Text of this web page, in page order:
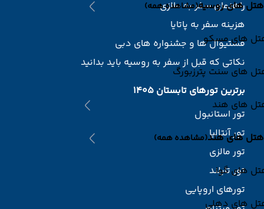
هتل های روسیه(مشاهده همه)
های مسکو
های سنت پترزبورگ
های هند
هتل های هند(مشاهده همه)
های گوا
های دهلی
راهنمای سفر به مالزی
هزینه سفر به پاتایا
فستیوال ها و جشنواره های دبی
نکاتی که قبل از سفر به روسیه باید بدانید
برترین تورهای تابستان 1405
تور استانبول
تور آنتالیا
تور مالزی
تور تایلند
تورهای اروپایی